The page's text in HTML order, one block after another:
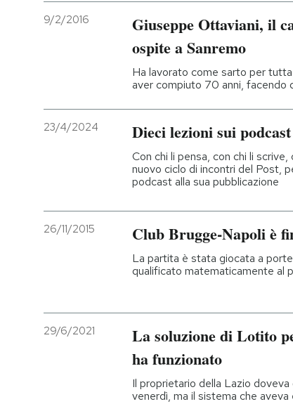
9/2/2016
Giuseppe Ottaviani, il
ospite a Sanremo
Ha lavorato come sarto per
aver compiuto 70 anni, facendo
23/4/2024 Dieci lezioni sui podcast
Con chi li pensa, con chi li
nuovo ciclo di incontri del Post,
podcast alla sua pubblicazione
26/11/2015 Club Brugge-Napoli è
La partita è stata giocata a
qualificato matematicamente al
29/6/2021
La soluzione di Lotito
ha funzionato
Il proprietario della Lazio
venerdì, ma il sistema che